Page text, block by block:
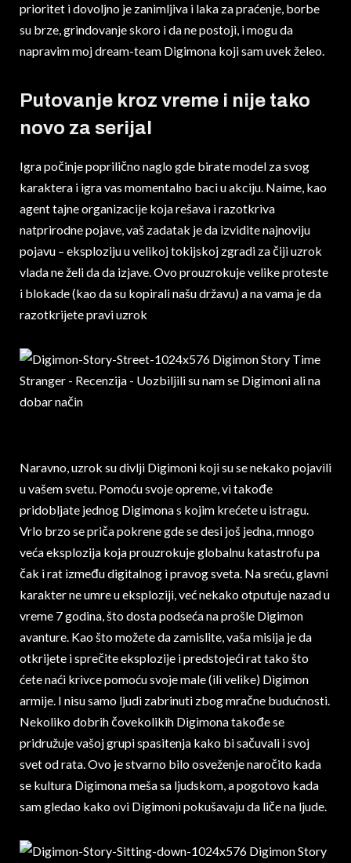
prioritet i dovoljno je zanimljiva i laka za praćenje, borbe
su brze, grindovanje skoro i da ne postoji, i mogu da
napravim moj dream-team Digimona koji sam uvek želeo.
Putovanje kroz vreme i nije tako
novo za serijal
Igra počinje poprilično naglo gde birate model za svog
karaktera i igra vas momentalno baci u akciju. Naime, kao
agent tajne organizacije koja rešava i razotkriva
natprirodne pojave, vaš zadatak je da izvidite najnoviju
pojavu – eksploziju u velikoj tokijskoj zgradi za čiji uzrok
vlada ne želi da da izjave. Ovo prouzrokuje velike proteste
i blokade (kao da su kopirali našu državu) a na vama je da
razotkrijete pravi uzrok
Naravno, uzrok su divlji Digimoni koji su se nekako pojavili
u vašem svetu. Pomoću svoje opreme, vi takođe
pridobljate jednog Digimona s kojim krećete u istragu.
Vrlo brzo se priča pokrene gde se desi još jedna, mnogo
veća eksplozija koja prouzrokuje globalnu katastrofu pa
čak i rat između digitalnog i pravog sveta. Na sreću, glavni
karakter ne umre u eksploziji, već nekako otputuje nazad u
vreme 7 godina, što dosta podseća na prošle Digimon
avanture. Kao što možete da zamislite, vaša misija je da
otkrijete i sprečite eksplozije i predstojeći rat tako što
ćete naći krivce pomoću svoje male (ili velike) Digimon
armije. I nisu samo ljudi zabrinuti zbog mračne budućnosti.
Nekoliko dobrih čovekolikih Digimona takođe se
pridružuje vašoj grupi spasitenja kako bi sačuvali i svoj
svet od rata. Ovo je stvarno bilo osveženje naročito kada
se kultura Digimona meša sa ljudskom, a pogotovo kada
sam gledao kako ovi Digimoni pokušavaju da liče na ljude.